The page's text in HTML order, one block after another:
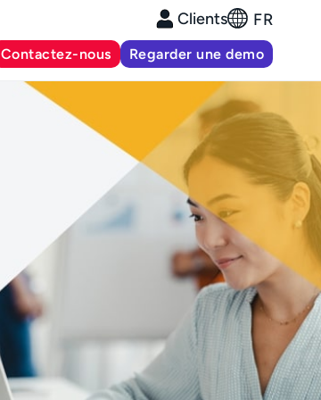
Clients FR
Contactez-nous Regarder une demo